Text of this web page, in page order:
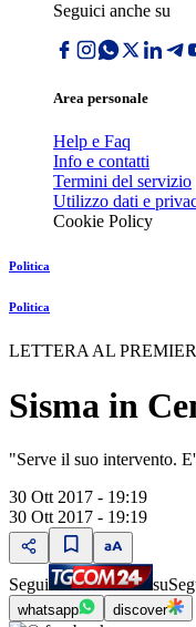
Seguici anche su
Area personale
Help e Faq
Info e contatti
Termini del servizio
Utilizzo dati e
Cookie Policy
Politica
Politica
LETTERA AL PREMIER
Sisma in
"Serve il suo intervento.
30 Ott 2017 - 19:19
30 Ott 2017 - 19:19
Segui su
whatsapp discover